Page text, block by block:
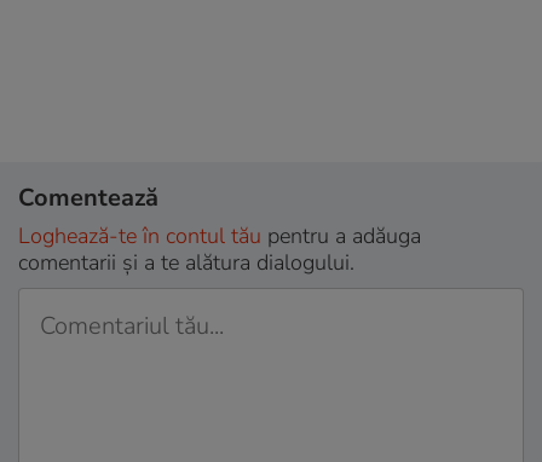
Comentează
Loghează-te în contul tău pentru a adăuga
comentarii și a te alătura dialogului.